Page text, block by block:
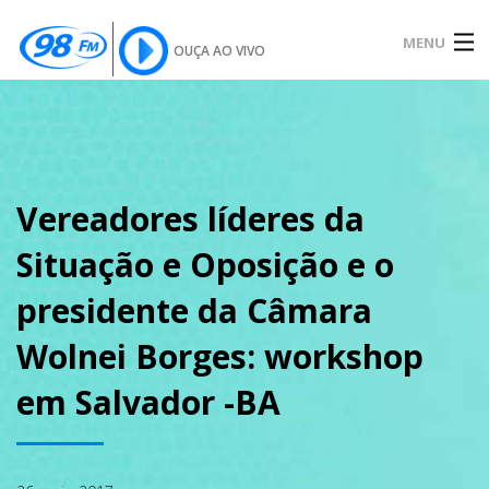
OUÇA AO VIVO MENU
SOBRE
PODCAST
Vereadores líderes da
Situação e Oposição e o
presidente da Câmara
Wolnei Borges: workshop
em Salvador -BA